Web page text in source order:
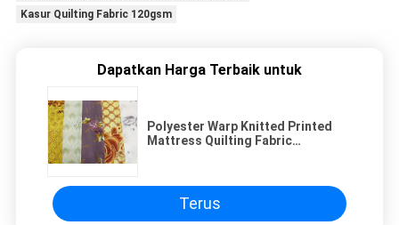
Kasur Quilting Fabric 120gsm
Dapatkan Harga Terbaik untuk
Polyester Warp Knitted Printed
Mattress Quilting Fabric
Terus